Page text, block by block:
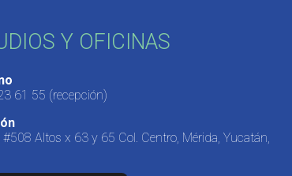
Y OFICINAS
61 55 (recepción)
#508 Altos x 63 y 65 Col. Centro, Mérida, Yucatán,